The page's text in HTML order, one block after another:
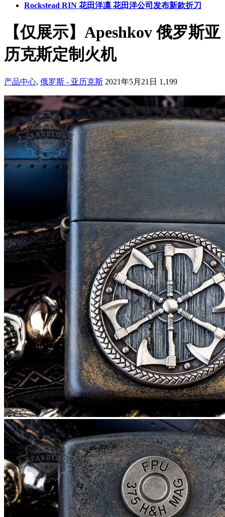
Rockstead RIN 花田洋凛 花田洋公司发布新款折刀
【仅展示】Apeshkov 俄罗斯亚
历克斯定制火机
产品中心, 俄罗斯 - 亚历克斯 2021年5月21日 1,199